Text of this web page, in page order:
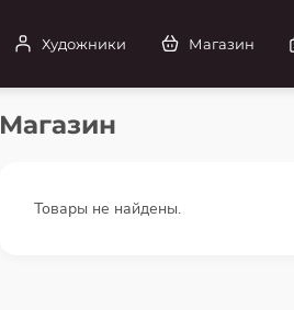
Художники Магазин
Магазин
Товары не найдены.